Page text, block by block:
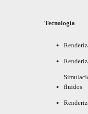
Tecnología
fluidos